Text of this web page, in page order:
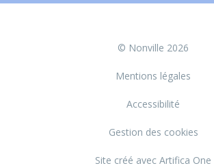
© Nonville 2026
Mentions légales
Accessibilité
Gestion des cookies
Site créé avec Artifica One